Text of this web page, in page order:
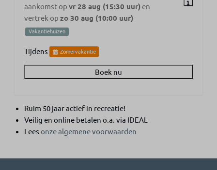
aankomst op vr 28 aug (15:30 uur) en
vertrek op zo 30 aug (10:00 uur)
Vakantiehuizen
Tijdens Zomervakantie
Boek nu
Ruim 50 jaar actief in recreatie!
Veilig en online betalen o.a. via IDEAL
Lees onze algemene voorwaarden